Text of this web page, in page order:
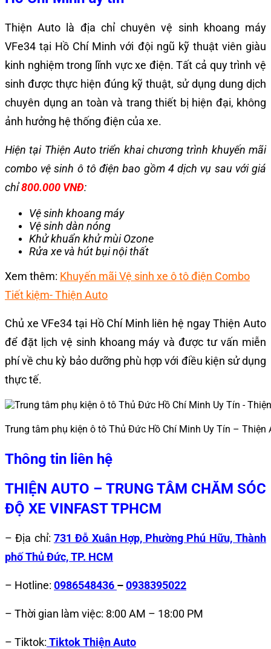
Thiện Auto là địa chỉ chuyên vệ sinh khoang máy
VFe34 tại Hồ Chí Minh với đội ngũ kỹ thuật viên giàu
kinh nghiệm trong lĩnh vực xe điện. Tất cả quy trình vệ
sinh được thực hiện đúng kỹ thuật, sử dụng dung dịch
chuyên dụng an toàn và trang thiết bị hiện đại, không
ảnh hưởng hệ thống điện của xe.
Hiện tại Thiện Auto triển khai chương trình khuyến mãi
combo vệ sinh ô tô điện bao gồm 4 dịch vụ sau với giá
chỉ800.000 VNĐ:
Vệ sinh khoang máy
Vệ sinh dàn nóng
Khử khuẩn khử mùi Ozone
Rửa xe và hút bụi nội thất
Xem thêm: Khuyến mãi Vệ sinh xe ô tô điện Combo
Tiết kiệm- Thiện Auto
Chủ xe VFe34 tại Hồ Chí Minh liên hệ ngay Thiện Auto
để đặt lịch vệ sinh khoang máy và được tư vấn miễn
phí về chu kỳ bảo dưỡng phù hợp với điều kiện sử dụng
thực tế.
Trung tâm phụ kiện ô tô Thủ Đức Hồ Chí Minh Uy Tín – Thiện
Thông tin liên hệ
THIỆN AUTO – TRUNG TÂM CHĂM SÓC
ĐỘ XE VINFAST TPHCM
– Địa chỉ: 731 Đỗ Xuân Hợp, Phường Phú Hữu, Thành
phố Thủ Đức, TP. HCM
– Hotline: 0986548436 –0938395022
– Thời gian làm việc: 8:00 AM – 18:00 PM
– Tiktok: Tiktok Thiện Auto